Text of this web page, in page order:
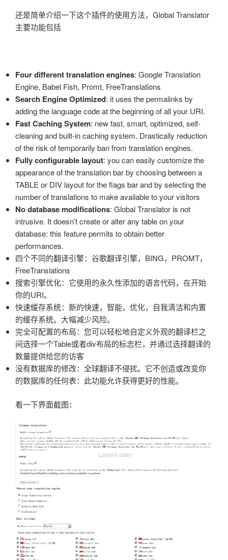
还是简单介绍一下这个插件的使用方法，Global Translator
主要功能包括
Four different translation engines: Google Translation
Engine, Babel Fish, Promt, FreeTranslations
Search Engine Optimized: it uses the permalinks by
adding the language code at the beginning of all your URI.
Fast Caching System: new fast, smart, optimized, self-
cleaning and built-in caching system. Drastically reduction
of the risk of temporarily ban from translation engines.
Fully configurable layout: you can easily customize the
appearance of the translation bar by choosing between a
TABLE or DIV layout for the flags bar and by selecting the
number of translations to make available to your visitors
No database modifications: Global Translator is not
intrusive. It doesn’t create or alter any table on your
database: this feature permits to obtain better
performances.
四个不同的翻译引擎：谷歌翻译引擎，BING，PROMT，
FreeTranslations
搜索引擎优化：它使用的永久性添加的语言代码，在开始
你的URI。
快速缓存系统：新的快速，智能，优化，自我清洁和内置
的缓存系统。大幅减少风险。
完全可配置的布局：您可以轻松地自定义外观的翻译栏之
间选择一个Table或者div布局的标志栏，并通过选择翻译的
数量提供给您的访客
没有数据库的修改：全球翻译不侵扰。它不创造或改变你
的数据库的任何表：此功能允许获得更好的性能。
看一下界面截图：